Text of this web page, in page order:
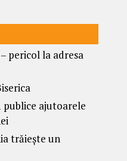
pericol la adresa
publice ajutoarele
trăiește un